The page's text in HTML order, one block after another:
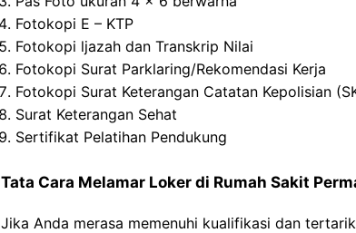
Fotokopi E – KTP
Fotokopi ljazah dan Transkrip Nilai
Fotokopi Surat Parklaring/Rekomendasi Kerja
Fotokopi Surat Keterangan Catatan Kepolisian
Surat Keterangan Sehat
Sertifikat Pelatihan Pendukung
Tata Cara Melamar Loker di Rumah Sakit
Jika Anda merasa memenuhi kualifikasi dan